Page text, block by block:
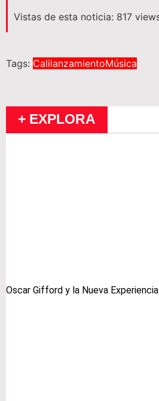
Vistas de esta noticia: 817
Tags: CalilanzamientoMúsica
+ EXPLORA
Oscar Gifford y la Nueva